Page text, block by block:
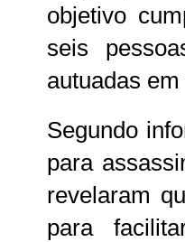
objetivo
seis
autuadas
Segundo
para
revelaram
para